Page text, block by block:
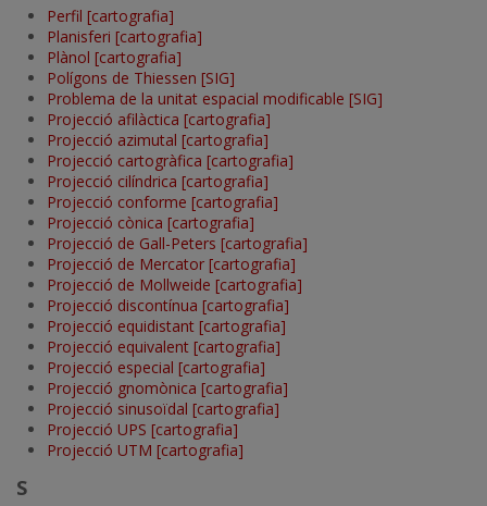
Perfil [cartografia]
Planisferi [cartografia]
Plànol [cartografia]
Polígons de Thiessen [SIG]
Problema de la unitat espacial modificable [SIG]
Projecció afilàctica [cartografia]
Projecció azimutal [cartografia]
Projecció cartogràfica [cartografia]
Projecció cilíndrica [cartografia]
Projecció conforme [cartografia]
Projecció cònica [cartografia]
Projecció de Gall-Peters [cartografia]
Projecció de Mercator [cartografia]
Projecció de Mollweide [cartografia]
Projecció discontínua [cartografia]
Projecció equidistant [cartografia]
Projecció equivalent [cartografia]
Projecció especial [cartografia]
Projecció gnomònica [cartografia]
Projecció sinusoïdal [cartografia]
Projecció UPS [cartografia]
Projecció UTM [cartografia]
S